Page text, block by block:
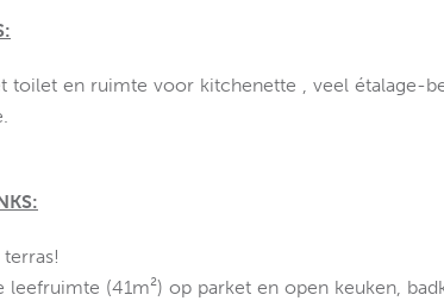
toilet en ruimte voor kitchenette , veel étalage-
(41m²) op parket en open keuken,